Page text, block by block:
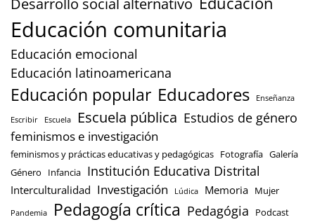
Desarrollo social alternativo
Educación comunitaria
Educación emocional
Educación latinoamericana
Educación popular Educadores Enseñanza
Escribir Escuela Escuela pública Estudios de género
feminismos e investigación
feminismos y prácticas educativas y pedagógicas Fotografía Galería
Género
Infancia Institución Educativa Distrital
Interculturalidad Investigación Lúdica Memoria Mujer
Pandemia Pedagogía crítica Pedagógia Podcast